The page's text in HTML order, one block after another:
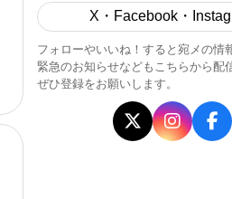
X・Facebook・
フォローやいいね！すると宛メの情
緊急のお知らせなどもこちらから配
ぜひ登録をお願いします。